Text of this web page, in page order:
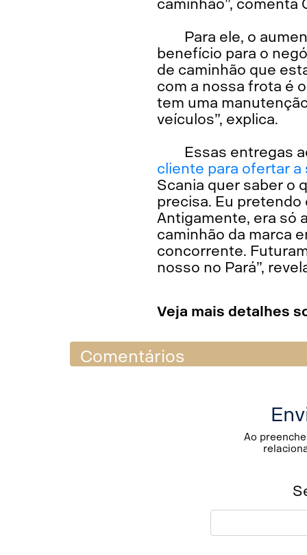
caminhão”, comenta
Para ele, o
benefício para o
de caminhão que
com a nossa frota é
tem uma
veículos”, explica.
Essas entregas
cliente para ofertar
Scania quer saber o
precisa. Eu pretendo
Antigamente, era só
caminhão da marca
concorrente.
nosso no Pará”,
Veja mais detalhes
Comentários
Ao